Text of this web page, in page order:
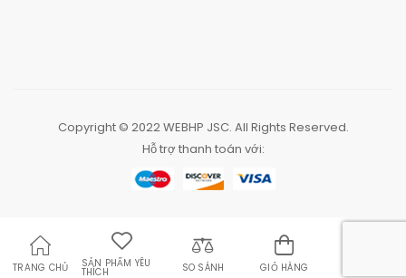
Copyright © 2022WEBHP JSC. All Rights Reserved.
Hỗ trợ thanh toán với:
TRANG CHỦ SẢN PHẨM YÊU
THÍCH SO SÁNH GIỎ HÀNG